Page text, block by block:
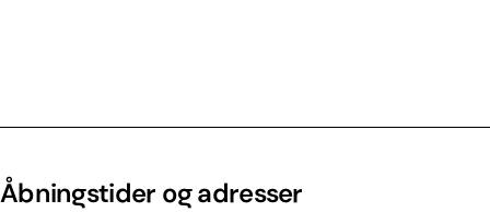
Åbningstider og adresser